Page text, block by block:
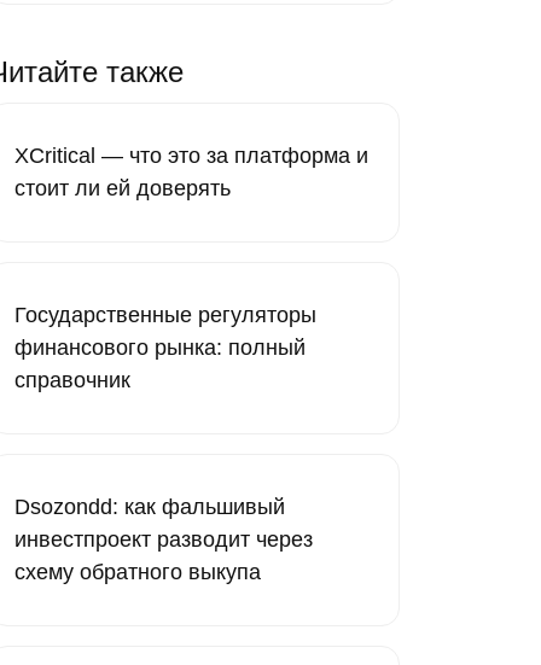
также
XCritical — что это за платформа и
стоит ли ей доверять
Государственные регуляторы
финансового рынка: полный
справочник
Dsozondd: как фальшивый
инвестпроект разводит через
схему обратного выкупа